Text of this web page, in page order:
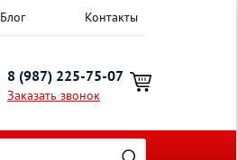
Блог Контакты
8 (987) 225-75-07
Заказать звонок